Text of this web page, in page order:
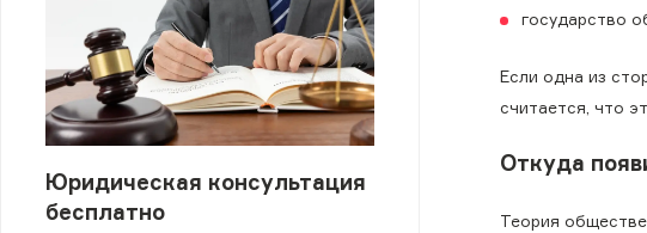
Юридическая консультация
бесплатно
государство
Если одна из
считается, что
Откуда
Теория